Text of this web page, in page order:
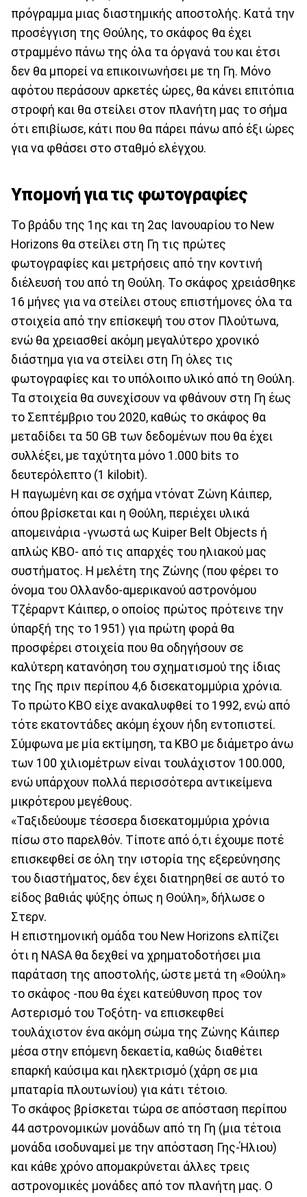
πρόγραμμα μιας διαστημικής αποστολής. Κατά την
προσέγγιση της Θούλης, το σκάφος θα έχει
στραμμένο πάνω της όλα τα όργανά του και έτσι
δεν θα μπορεί να επικοινωνήσει με τη Γη. Μόνο
αφότου περάσουν αρκετές ώρες, θα κάνει επιτόπια
στροφή και θα στείλει στον πλανήτη μας το σήμα
ότι επιβίωσε, κάτι που θα πάρει πάνω από έξι ώρες
για να φθάσει στο σταθμό ελέγχου.
Υπομονή για τις φωτογραφίες
Το βράδυ της 1ης και τη 2ας Ιανουαρίου το New
Horizons θα στείλει στη Γη τις πρώτες
φωτογραφίες και μετρήσεις από την κοντινή
διέλευσή του από τη Θούλη. Το σκάφος χρειάσθηκε
16 μήνες για να στείλει στους επιστήμονες όλα τα
στοιχεία από την επίσκεψή του στον Πλούτωνα,
ενώ θα χρειασθεί ακόμη μεγαλύτερο χρονικό
διάστημα για να στείλει στη Γη όλες τις
φωτογραφίες και το υπόλοιπο υλικό από τη Θούλη.
Τα στοιχεία θα συνεχίσουν να φθάνουν στη Γη έως
το Σεπτέμβριο του 2020, καθώς το σκάφος θα
μεταδίδει τα 50 GB των δεδομένων που θα έχει
συλλέξει, με ταχύτητα μόνο 1.000 bits το
δευτερόλεπτο (1 kilobit).
Η παγωμένη και σε σχήμα ντόνατ Ζώνη Κάιπερ,
όπου βρίσκεται και η Θούλη, περιέχει υλικά
απομεινάρια -γνωστά ως Kuiper Belt Objects ή
απλώς KBO- από τις απαρχές του ηλιακού μας
συστήματος. Η μελέτη της Ζώνης (που φέρει το
όνομα του Ολλανδο-αμερικανού αστρονόμου
Τζέραρντ Κάιπερ, ο οποίος πρώτος πρότεινε την
ύπαρξή της το 1951) για πρώτη φορά θα
προσφέρει στοιχεία που θα οδηγήσουν σε
καλύτερη κατανόηση του σχηματισμού της ίδιας
της Γης πριν περίπου 4,6 δισεκατομμύρια χρόνια.
Το πρώτο ΚΒΟ είχε ανακαλυφθεί το 1992, ενώ από
τότε εκατοντάδες ακόμη έχουν ήδη εντοπιστεί.
Σύμφωνα με μία εκτίμηση, τα ΚΒΟ με διάμετρο άνω
των 100 χιλιομέτρων είναι τουλάχιστον 100.000,
ενώ υπάρχουν πολλά περισσότερα αντικείμενα
μικρότερου μεγέθους.
«Ταξιδεύουμε τέσσερα δισεκατομμύρια χρόνια
πίσω στο παρελθόν. Τίποτε από ό,τι έχουμε ποτέ
επισκεφθεί σε όλη την ιστορία της εξερεύνησης
του διαστήματος, δεν έχει διατηρηθεί σε αυτό το
είδος βαθιάς ψύξης όπως η Θούλη», δήλωσε ο
Στερν.
Η επιστημονική ομάδα του New Horizons ελπίζει
ότι η NASA θα δεχθεί να χρηματοδοτήσει μια
παράταση της αποστολής, ώστε μετά τη «Θούλη»
το σκάφος -που θα έχει κατεύθυνση προς τον
Αστερισμό του Τοξότη- να επισκεφθεί
τουλάχιστον ένα ακόμη σώμα της Ζώνης Κάιπερ
μέσα στην επόμενη δεκαετία, καθώς διαθέτει
επαρκή καύσιμα και ηλεκτρισμό (χάρη σε μια
μπαταρία πλουτωνίου) για κάτι τέτοιο.
Το σκάφος βρίσκεται τώρα σε απόσταση περίπου
44 αστρονομικών μονάδων από τη Γη (μια τέτοια
μονάδα ισοδυναμεί με την απόσταση Γης-Ήλιου)
και κάθε χρόνο απομακρύνεται άλλες τρεις
αστρονομικές μονάδες από τον πλανήτη μας. Ο